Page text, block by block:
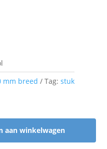
mm breed Tag:stuk
aan winkelwagen